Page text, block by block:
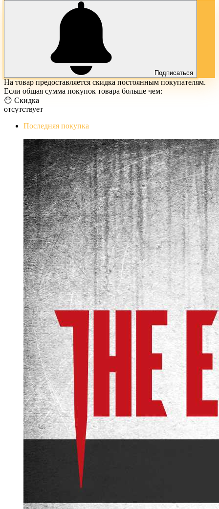
Подписаться
На товар предоставляется скидка постоянным покупателям.
Если общая сумма покупок товара больше чем:
😶 Скидка
отсутствует
Последняя покупка